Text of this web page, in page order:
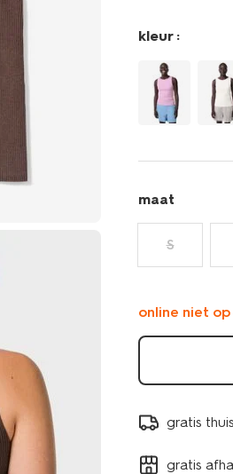
kleur :
maat
S
online niet
gratis
gratis